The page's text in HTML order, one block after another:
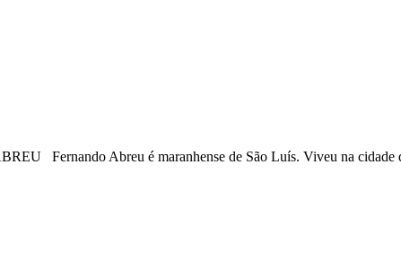
Fernando Abreu é maranhense de São Luís. Viveu na cidade